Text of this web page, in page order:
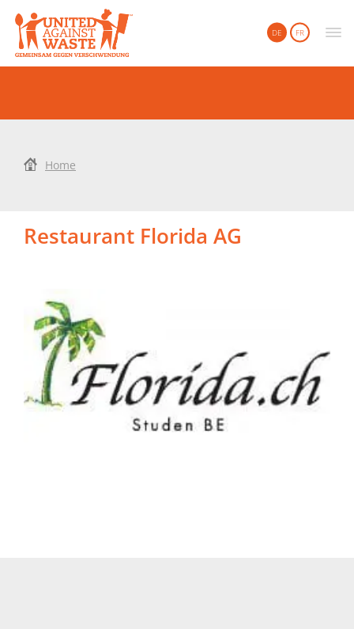
DE FR
Home
Restaurant Florida AG